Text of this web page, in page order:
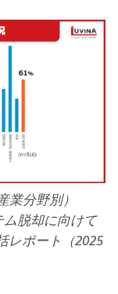
業分野別）
脱却に向けて
レポート（2025